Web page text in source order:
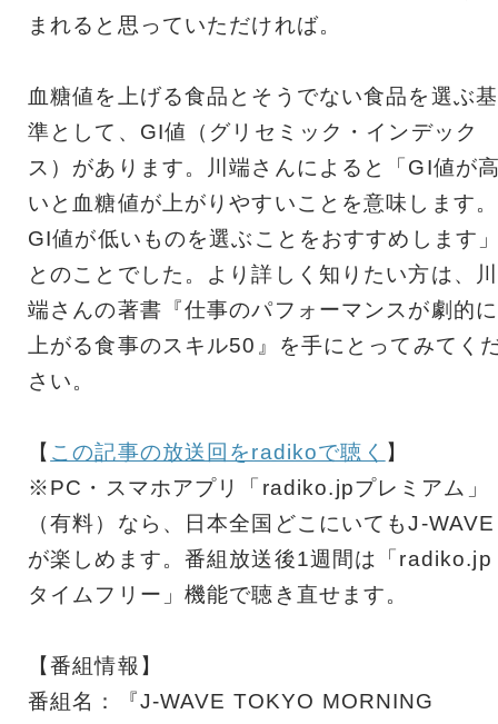
まれると思っていただければ。
血糖値を上げる食品とそうでない食品を選ぶ基
準として、GI値（グリセミック・インデック
ス）があります。川端さんによると「GI値が
いと血糖値が上がりやすいことを意味します。
GI値が低いものを選ぶことをおすすめします
とのことでした。より詳しく知りたい方は、川
端さんの著書『仕事のパフォーマンスが劇的に
上がる食事のスキル50』を手にとってみてく
さい。
【 この記事の放送回をradikoで聴く 】
※PC・スマホアプリ「radiko.jpプレミアム」
（有料）なら、日本全国どこにいてもJ-WAVE
が楽しめます。番組放送後1週間は「radiko.jp
タイムフリー」機能で聴き直せます。
【番組情報】
番組名：『J-WAVE TOKYO MORNING